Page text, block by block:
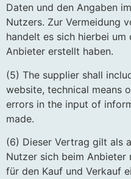
Daten und den Angaben
Nutzers. Zur Vermeidung
handelt es sich hierbei
Anbieter erstellt haben.
(5) The supplier shall
website, technical means
errors in the input of
made.
(6) Dieser Vertrag gilt als
Nutzer sich beim
für den Kauf und Verkauf